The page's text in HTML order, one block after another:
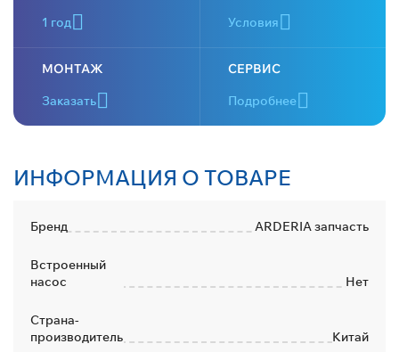
1 год
Условия
МОНТАЖ
Заказать
СЕРВИС
Подробнее
ИНФОРМАЦИЯ О ТОВАРЕ
Бренд ARDERIA запчасть
Встроенный
насос
Нет
Страна-
производитель
Китай